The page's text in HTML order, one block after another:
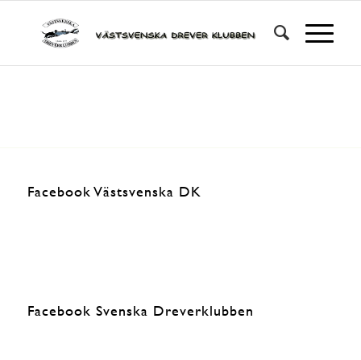
Facebook Västsvenska DK
Facebook Svenska Dreverklubben